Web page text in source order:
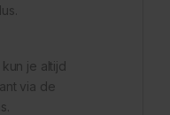
je altijd
via de